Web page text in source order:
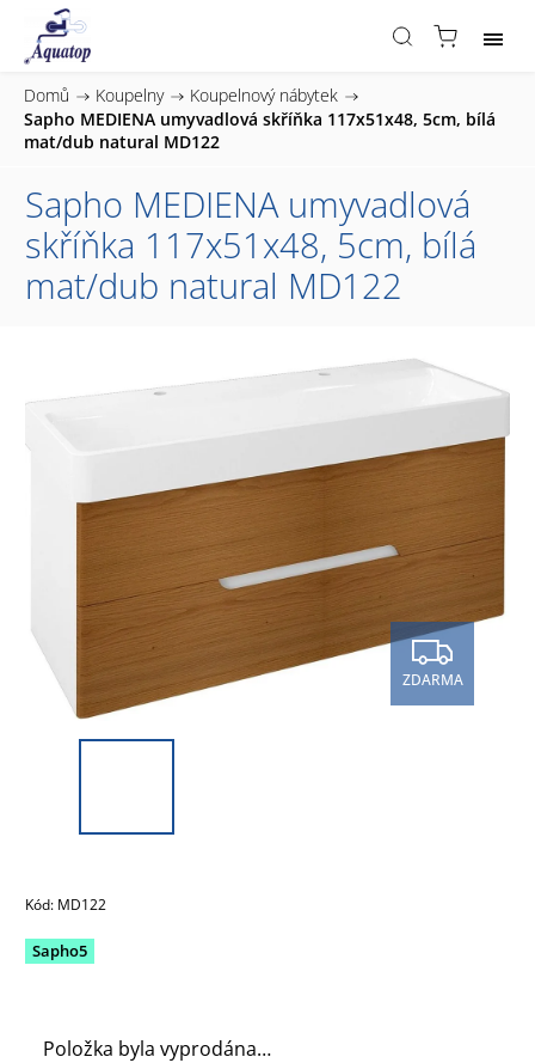
Domů / Koupelny / Koupelnový nábytek /
Sapho MEDIENA umyvadlová skříňka 117x51x48, 5cm, bílá
mat/dub natural MD122
Sapho MEDIENA umyvadlová
skříňka 117x51x48, 5cm, bílá
mat/dub natural MD122
ZDARMA
Kód: MD122
Sapho5
Položka byla vyprodána…